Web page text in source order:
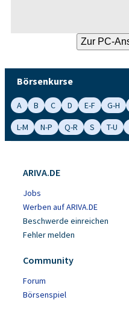
Börsenkurse
A B C D E-F G-H
L-M
N-P Q-R S T-U
ARIVA.DE
Jobs
Werben auf ARIVA.DE
Beschwerde einreichen
Fehler melden
Community
Forum
Börsenspiel